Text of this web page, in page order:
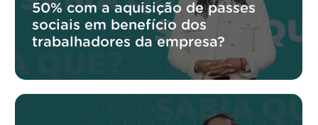
50% com a aquisição de passes
sociais em benefício dos
trabalhadores da empresa?